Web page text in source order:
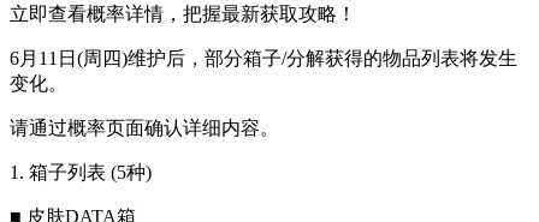
立即查看概率详情，把握最新获取攻略！
6月11日(周四)维护后，部分箱子/分解获得的物品列表将发生
变化。
请通过概率页面确认详细内容。
1. 箱子列表 (5种)
■ 皮肤DATA箱